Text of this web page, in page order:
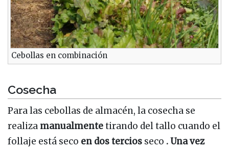
Cebollas en combinación
Cosecha
Para las cebollas de almacén, la cosecha se
realiza manualmentetirando del tallo cuando el
follaje está seco en dos tercios seco . Una vez